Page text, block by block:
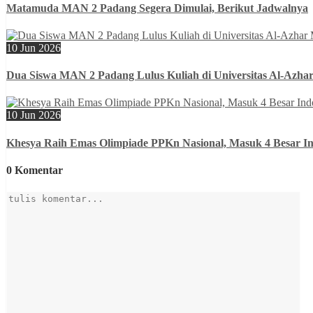
Matamuda MAN 2 Padang Segera Dimulai, Berikut Jadwalnya
10 Jun 2026
Dua Siswa MAN 2 Padang Lulus Kuliah di Universitas Al-
10 Jun 2026
Khesya Raih Emas Olimpiade PPKn Nasional, Masuk 4 Besar
0 Komentar